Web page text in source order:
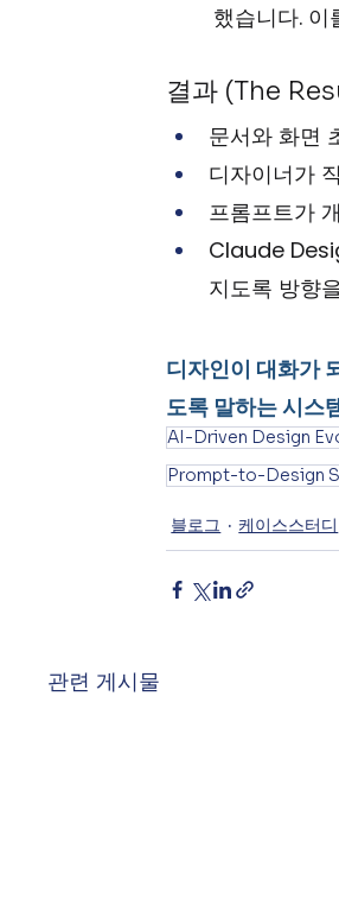
했습니다.
결과 (The
문서와 화면
디자이너가
프롬프트가
Claude
지도록 방향
디자인이 대화가
도록 말하는 시스
AI-Driven Design
Prompt-to-Design
블로그 케이스스터디
관련 게시물